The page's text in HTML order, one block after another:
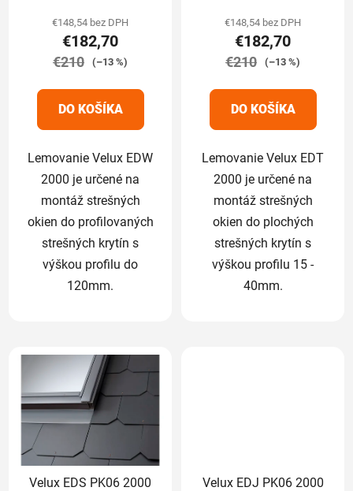
produktu
je
5,0
5
hviezdičiek.
€148,54 bez DPH
€182,70
€210 (–13 %)
DO KOŠÍKA
Lemovanie Velux EDW
2000 je určené na
montáž strešných
okien do profilovaných
strešných krytín s
výškou profilu do
120mm.
produktu
je
5,0
5
hviezdičiek.
€148,54 bez DPH
€182,70
€210 (–13 %)
DO KOŠÍKA
Lemovanie Velux EDT
2000 je určené na
montáž strešných
okien do plochých
strešných krytín s
výškou profilu 15 -
40mm.
Velux EDS PK06 2000
Velux EDJ PK06 2000